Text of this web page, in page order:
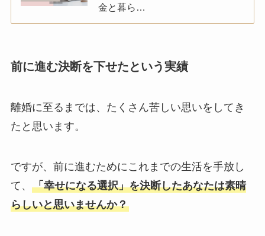
金と暮ら…
前に進む決断を下せたという実績
離婚に至るまでは、たくさん苦しい思いをしてき
たと思います。
ですが、前に進むためにこれまでの生活を手放し
て、 「幸せになる選択」を決断したあなたは素晴
らしいと思いませんか？